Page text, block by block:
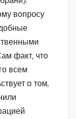
вопросу
факт, что
всем
о том,